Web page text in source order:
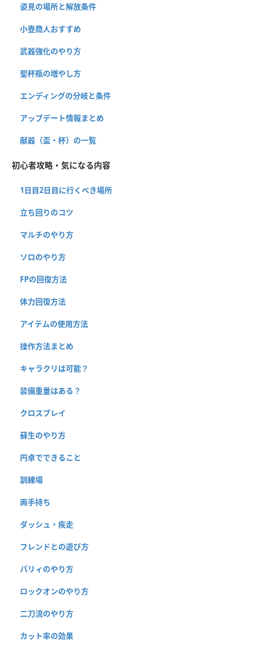
姿見の場所と解放条件
小壺商人おすすめ
武器強化のやり方
聖杯瓶の増やし方
エンディングの分岐と条件
アップデート情報まとめ
献器（盃・杯）の一覧
初心者攻略・気になる内容
1日目2日目に行くべき場所
立ち回りのコツ
マルチのやり方
ソロのやり方
FPの回復方法
体力回復方法
アイテムの使用方法
操作方法まとめ
キャラクリは可能？
装備重量はある？
クロスプレイ
蘇生のやり方
円卓でできること
訓練場
両手持ち
ダッシュ・疾走
フレンドとの遊び方
パリィのやり方
ロックオンのやり方
二刀流のやり方
カット率の効果